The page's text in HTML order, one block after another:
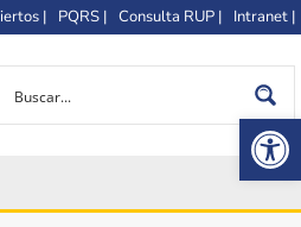
| PQRS | Consulta RUP | Intranet |